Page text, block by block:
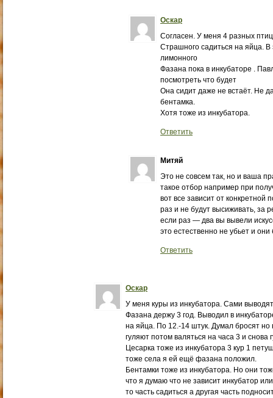
Оскар
Согласен. У меня 4 разных
Страшного садиться на яйца. В
лимонного
Фазана пока в инкубаторе .
посмотреть что будет
Она сидит даже не встаёт. Не
бентамка.
Хотя тоже из инкубатора.
Ответить
Митяй
Это не совсем так, но и ваша
такое отбор например при
вот все зависит от
раз и не будут высиживать, за
если раз — два вы вывели
это естественно не убьет и
Ответить
Оскар
У меня куры из инкубатора. Сами
Фазана держу 3 год. Выводил в
на яйца. По 12.-14 штук. Думал бросят но
гуляют потом валяться на часа 3 и
Цесарка тоже из инкубатора 3 кур 1
тоже села я ей ещё фазана положил.
Бентамки тоже из инкубатора. Но они
что я думаю что не зависит инкубатор
то часть садиться а другая часть